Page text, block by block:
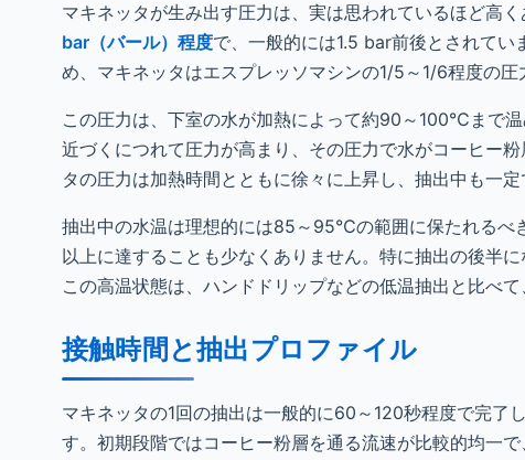
マキネッタが生み出す圧力は、実は思われているほど高
bar（バール）程度で、一般的には1.5 bar前後とされて
め、マキネッタはエスプレッソマシンの1/5～1/6程度の圧
この圧力は、下室の水が加熱によって約90～100℃まで
近づくにつれて圧力が高まり、その圧力で水がコーヒー
タの圧力は加熱時間とともに徐々に上昇し、抽出中も一定
抽出中の水温は理想的には85～95℃の範囲に保たれる
以上に達することも少なくありません。特に抽出の後半
この高温状態は、ハンドドリップなどの低温抽出と比べ
接触時間と抽出プロファイル
マキネッタの1回の抽出は一般的に60～120秒程度で完了
す。初期段階ではコーヒー粉層を通る流速が比較的均一